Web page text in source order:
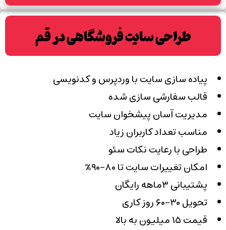
طراحی سایت فروشگاهی در قم
پیاده سازی سایت با وردپرس و کدنویسی
قالب سفارشی سازی شده
مدیریت آسان پیشخوان سایت
مناسب تعداد کاربران زیاد
طراحی با رعایت نکات سئو
امکان تغییرات سایت تا ۸۰-۹۰٪
پشتیبانی ۳ماهه رایگان
تحویل ۳۰-۶۰ روز کاری
قیمت ۱۵ میلیون به بالا